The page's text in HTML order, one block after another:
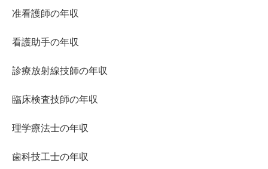
准看護師の年収
看護助手の年収
診療放射線技師の年収
臨床検査技師の年収
理学療法士の年収
歯科技工士の年収